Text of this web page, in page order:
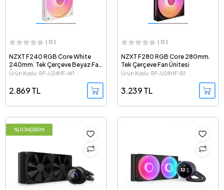
( 0 )
NZXT F240 RGB Core White
240mm. Tek Çerçeve Beyaz Fan
Ünitesi
Ürün Kodu: RF-U24HF-W1
2.869 TL
( 0 )
NZXT F280 RGB Core 280mm.
Tek Çerçeve Fan Ünitesi
Ürün Kodu: RF-U28HF-B1
3.239 TL
%11 İNDİRİM